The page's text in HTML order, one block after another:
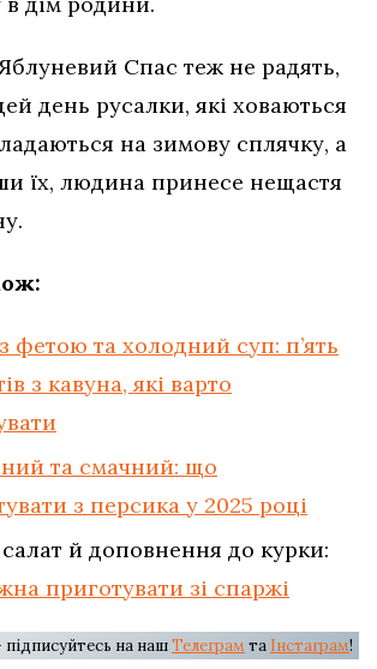
Спас теж не радять,
день русалки, які ховаються
на зимову сплячку, а
їх, людина принесе нещастя
фетою та холодний суп: п’ять
з кавуна, які варто
та смачний: що
з персика у 2025 році
й доповнення до курки:
приготувати зі спаржі
на нашТелеграм та Інстаграм!